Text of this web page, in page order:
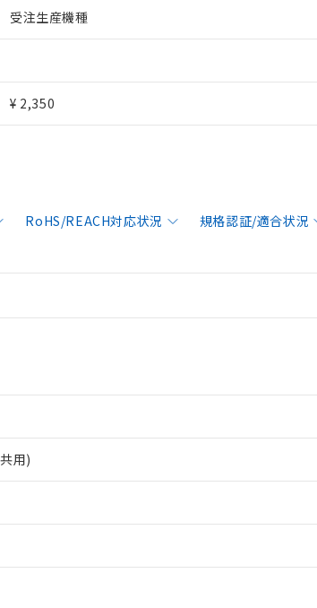
受注生産機種
¥ 2,350
RoHS/REACH対応状況 規格認証/適合状況
用)